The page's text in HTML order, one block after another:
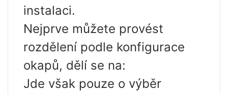
instalaci.
Nejprve můžete provést
rozdělení podle konfigurace
okapů, dělí se na:
Jde však pouze o výběr